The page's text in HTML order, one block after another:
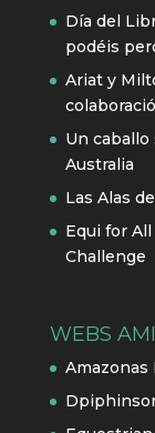
Día del
podéis
Ariat y
Un
Australia
Las Alas
Equi for
Challenge
WEBS
Amazonas